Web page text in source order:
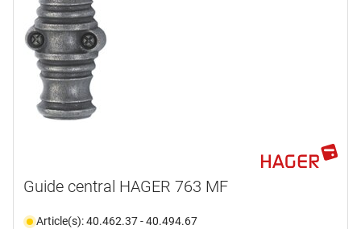
Guide central HAGER 763 MF
Article(s): 40.462.37 - 40.494.67